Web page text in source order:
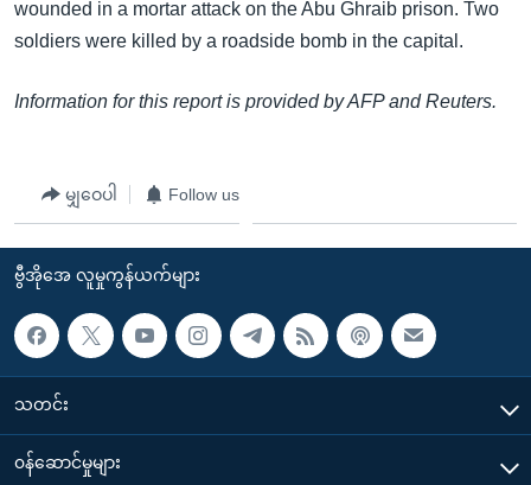
wounded in a mortar attack on the Abu Ghraib prison. Two
soldiers were killed by a roadside bomb in the capital.
Information for this report is provided by AFP and Reuters.
မျှဝေပါ Follow us
ဗွီအိုအေ လူမှုကွန်ယက်များ
သတင်း
၀န်ဆောင်မှုများ